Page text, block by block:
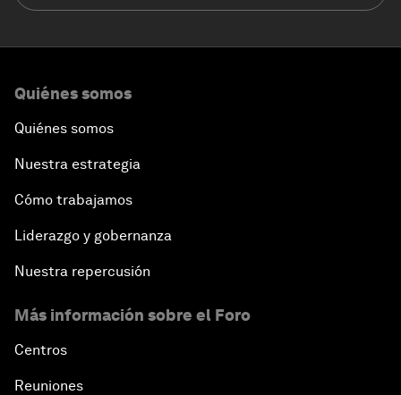
Quiénes somos
Quiénes somos
Nuestra estrategia
Cómo trabajamos
Liderazgo y gobernanza
Nuestra repercusión
Más información sobre el Foro
Centros
Reuniones